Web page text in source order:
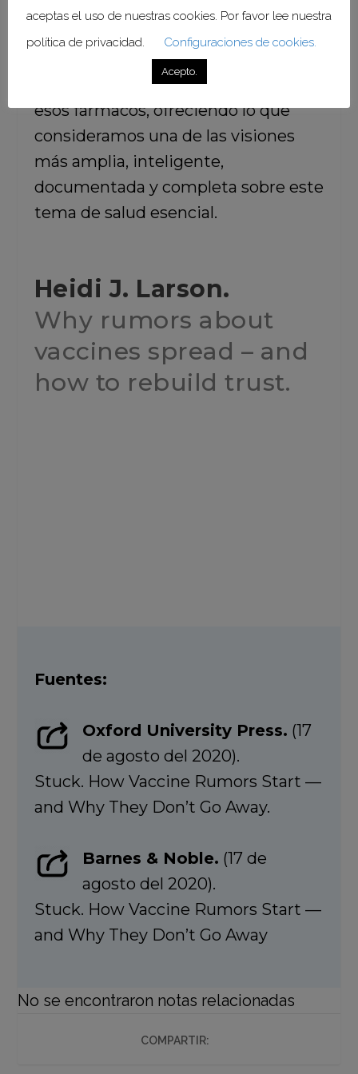
autoridades médicas al respecto, la
cada vez más importante injerencia
de las redes sociales, así como la
elección individual con respecto a
esos fármacos, ofreciendo lo que
consideramos una de las visiones
más amplia, inteligente,
documentada y completa sobre este
tema de salud esencial.
Heidi J. Larson.
Why rumors about
vaccines spread – and
how to rebuild trust.
Fuentes:
Oxford University Press. (17
de agosto del 2020).
Stuck. How Vaccine Rumors Start —
and Why They Don’t Go Away.
Barnes & Noble. (17 de
agosto del 2020).
Stuck. How Vaccine Rumors Start —
and Why They Don’t Go Away
No se encontraron notas relacionadas
COMPARTIR:
aceptas el uso de nuestras cookies. Por favor lee nuestra
política de privacidad.
Configuraciones de cookies.
Acepto.